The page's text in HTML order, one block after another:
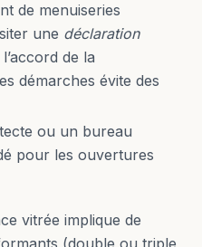
de menuiseries
une déclaration
de la
démarches évite des
ou un bureau
pour les ouvertures
vitrée implique de
(double ou triple